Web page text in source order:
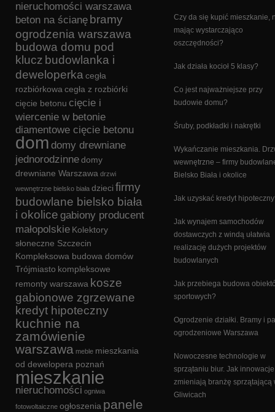
nieruchomości warszawa
beton na ścianę bramy
ogrodzenia warszawa
budowa domu pod
klucz budowlanka i
deweloperka cegła
rozbiórkowa cegła z rozbiórki
cięcie betonu cięcie i
wiercenie w betonie
diamentowe cięcie betonu
dom domy drewniane
jednorodzinnedomy
drewniane Warszawa drzwi
wewnętrzne bielsko biała dzieci firmy
budowlane bielsko biała
i okolice gabiony producent
małopolskie Kolektory
słoneczne Szczecin
Kompleksowa budowa domów
Trójmiasto kompleksowe
remonty warszawa kosze
gabionowe zgrzewane
kredyt hipoteczny
kuchnie na
zamówienie
warszawa meble mieszkania
od dewelopera poznań
mieszkanie
nieruchomości ogniwa
fotowoltaiczne ogłoszenia panele
Czy da się kupić mieszkanie,
mając wystarczająco
oszczędności?
Jak działa kocioł 5 klasy?
Co jest najważniejsze przy
budowie domu?
Śruby, podkładki i nakrętki
Wykańczanie mieszkania.
wewnętrzne – firmy
Bielsko Biała i okolice
Jak uzyskać kredyt
Jak wynajem samochodów
dostawczych z windą ułatwia
realizację dużych projektów
budowlanych
Jak przebiega budowa
sportowych?
Ogrodzenie działki. Bramy i
ogrodzeniowe Warszawa
Nowoczesne technologie w
sprzątaniu biur. Jak innowacje
zmieniają branżę sprzątającą
Gliwicach